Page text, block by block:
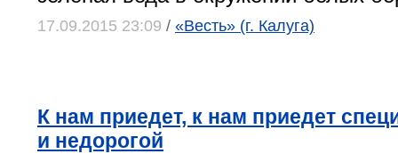
17.09.2015 23:09 / «Весть» (г. Калуга)
К нам приедет, к нам приедет
и недорогой